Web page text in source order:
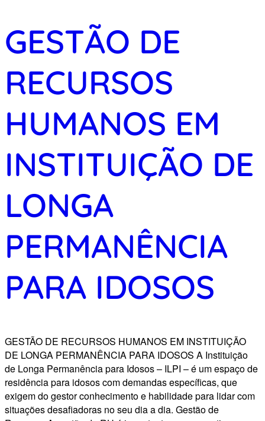
GESTÃO DE
RECURSOS
HUMANOS EM
INSTITUIÇÃO DE
LONGA
PERMANÊNCIA
PARA IDOSOS
GESTÃO DE RECURSOS HUMANOS EM INSTITUIÇÃO
DE LONGA PERMANÊNCIA PARA IDOSOS A Instituição
de Longa Permanência para Idosos – ILPI – é um espaço de
residência para idosos com demandas específicas, que
exigem do gestor conhecimento e habilidade para lidar com
situações desafiadoras no seu dia a dia. Gestão de